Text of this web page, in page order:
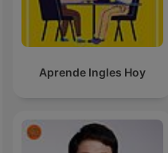
Aprende Ingles Hoy